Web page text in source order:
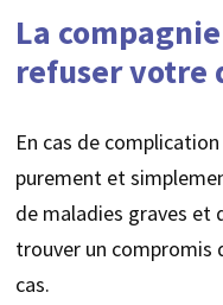
La
refuser votre
En cas de
purement et
de maladies graves et
trouver un compromis
cas.